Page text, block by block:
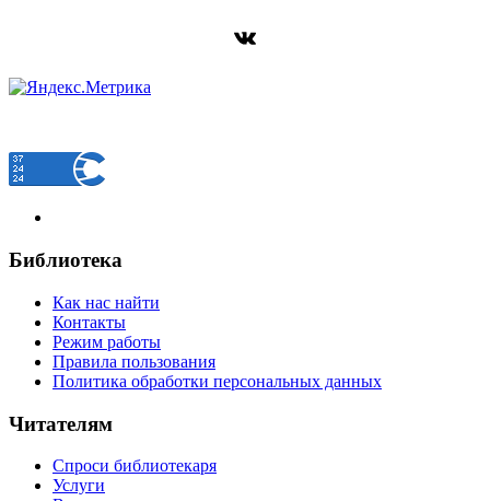
ВКонтакте
Библиотека
Как нас найти
Контакты
Режим работы
Правила пользования
Политика обработки персональных данных
Читателям
Спроси библиотекаря
Услуги